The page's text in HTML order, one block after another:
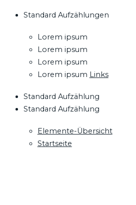
Standard Aufzählungen
Lorem ipsum
Lorem ipsum
Lorem ipsum
Lorem ipsum Links
Standard Aufzählung
Standard Aufzählung
Elemente-Übersicht
Startseite